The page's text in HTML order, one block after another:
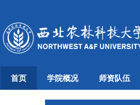
首页 学院概况 师资队伍